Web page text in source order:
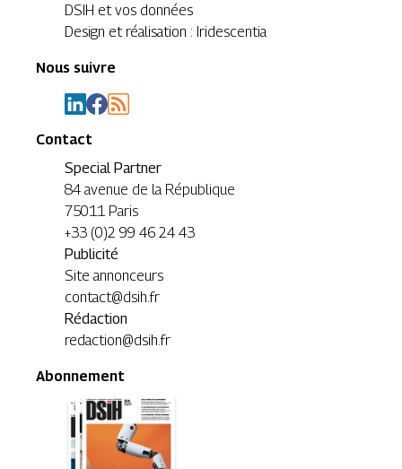
DSIH et vos données
Design et réalisation : Iridescentia
Nous suivre
Contact
Special Partner
84 avenue de la République
75011 Paris
+33 (0)2 99 46 24 43
Publicité
Site annonceurs
contact@dsih.fr
Rédaction
redaction@dsih.fr
Abonnement